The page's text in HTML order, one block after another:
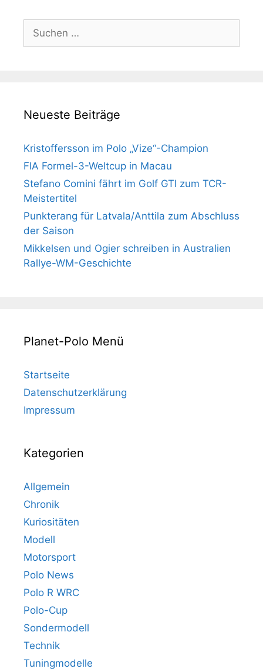
nach:
Neueste Beiträge
Kristoffersson im Polo „Vize“-Champion
FIA Formel-3-Weltcup in Macau
Stefano Comini fährt im Golf GTI zum TCR-
Meistertitel
Punkterang für Latvala/Anttila zum Abschluss
der Saison
Mikkelsen und Ogier schreiben in Australien
Rallye-WM-Geschichte
Planet-Polo Menü
Startseite
Datenschutzerklärung
Impressum
Kategorien
Allgemein
Chronik
Kuriositäten
Modell
Motorsport
Polo News
Polo R WRC
Polo-Cup
Sondermodell
Technik
Tuningmodelle